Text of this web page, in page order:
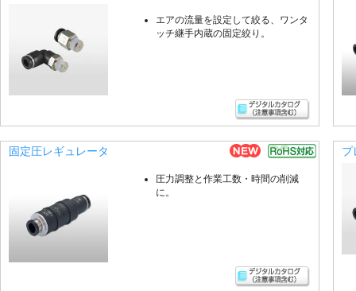
エアの流量を設定して絞る、ワンタ
ッチ継手内蔵の固定絞り。
固定圧レギュレータ
圧力調整と作業工数・時間の削減
に。
プ